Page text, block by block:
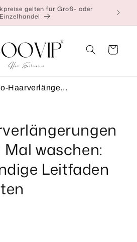
gelten für Groß- oder
Einzelhandel
Warenkorb
Haarverlänge...
waschen:
Leitfaden